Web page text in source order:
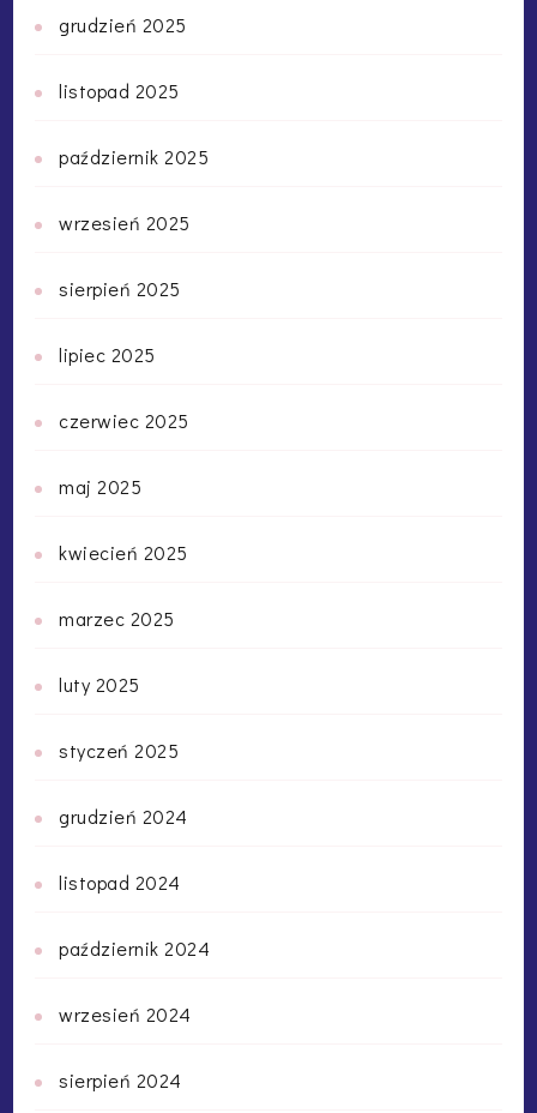
grudzień 2025
listopad 2025
październik 2025
wrzesień 2025
sierpień 2025
lipiec 2025
czerwiec 2025
maj 2025
kwiecień 2025
marzec 2025
luty 2025
styczeń 2025
grudzień 2024
listopad 2024
październik 2024
wrzesień 2024
sierpień 2024